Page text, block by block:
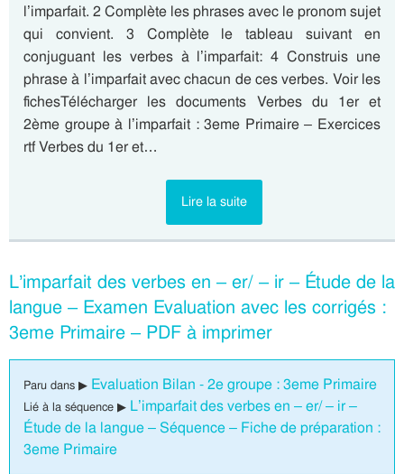
l’imparfait. 2 Complète les phrases avec le pronom sujet
qui convient. 3 Complète le tableau suivant en
conjuguant les verbes à l’imparfait: 4 Construis une
phrase à l’imparfait avec chacun de ces verbes. Voir les
fichesTélécharger les documents Verbes du 1er et
2ème groupe à l’imparfait : 3eme Primaire – Exercices
rtf Verbes du 1er et…
Lire la suite
L’imparfait des verbes en – er/ – ir – Étude de la
langue – Examen Evaluation avec les corrigés :
3eme Primaire – PDF à imprimer
Paru dans ▶ Evaluation Bilan - 2e groupe : 3eme Primaire
Lié à la séquence ▶ L’imparfait des verbes en – er/ – ir –
Étude de la langue – Séquence – Fiche de préparation :
3eme Primaire